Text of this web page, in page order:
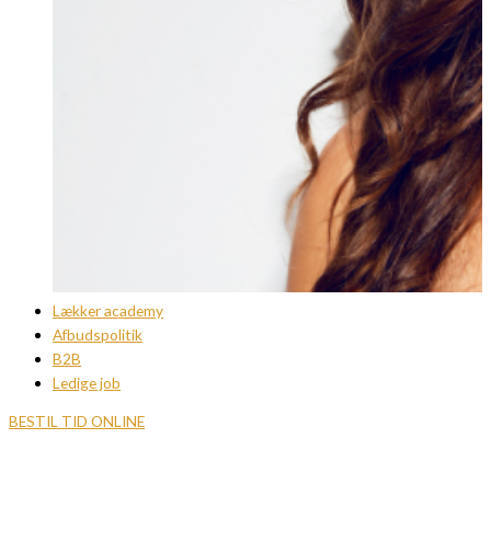
Lækker academy
Afbudspolitik
B2B
Ledige job
BESTIL TID ONLINE